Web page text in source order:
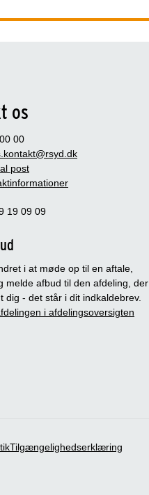
os
00
post
19 09 09
i at møde op til en aftale,
melde afbud til den afdeling, der
dig - det står i dit indkaldebrev.
i afdelingsoversigten
Tilgængelighedserklæring